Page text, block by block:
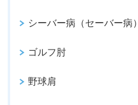
シーバー病（セーバー病）
ゴルフ肘
野球肩